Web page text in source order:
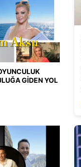
GİDEN YOL